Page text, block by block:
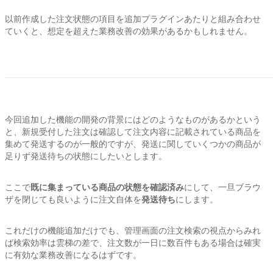
以前作成した注文状態の項目を追加プラグインあたりと組み合わせ
ていくと、想定を超えた業務改善の効果があるかもしれません。
今回追加した機能の開発の背景にはどのようなものがあるかという
と、新規受付した注文は確認して注文内容に記載されている商品を
集めて発送するのが一般的ですが、発送に関していくつかの商品が
足りず発送待ちの状態にしたいとします。
ここで既に集まっている商品の状態を確認済みにして、一旦ブラウ
ザを閉じても良いように注文自体を発送待ちにします。
これだけの機能追加だけでも、管理画面の注文検索の視点からみれ
ば検索効率は雲梯の差で、注文数が一日に数百件もある場合は確実
に有効な業務改善になるはずです。